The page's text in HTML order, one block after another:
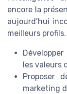
encore la
aujourd’hui
meilleurs
les valeurs
Proposer
marketing